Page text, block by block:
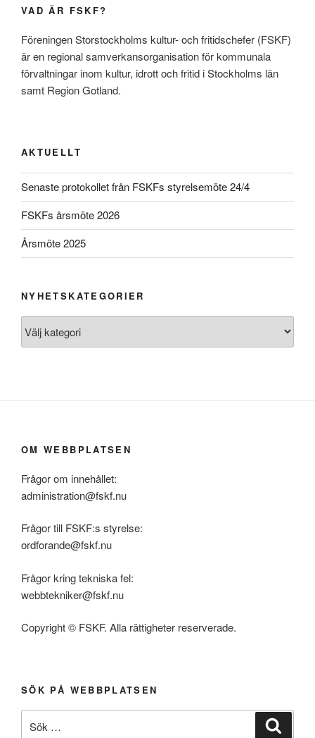
VAD ÄR FSKF?
Föreningen Storstockholms kultur- och fritidschefer (FSKF)
är en regional samverkansorganisation för kommunala
förvaltningar inom kultur, idrott och fritid i Stockholms län
samt Region Gotland.
AKTUELLT
Senaste protokollet från FSKFs styrelsemöte 24/4
FSKFs årsmöte 2026
Årsmöte 2025
NYHETSKATEGORIER
OM WEBBPLATSEN
Frågor om innehållet:
administration@fskf.nu
Frågor till FSKF:s styrelse:
ordforande@fskf.nu
Frågor kring tekniska fel:
webbtekniker@fskf.nu
Copyright © FSKF. Alla rättigheter reserverade.
SÖK PÅ WEBBPLATSEN
efter: